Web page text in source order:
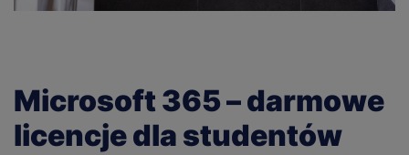
Microsoft 365 – darmowe
licencje dla studentów